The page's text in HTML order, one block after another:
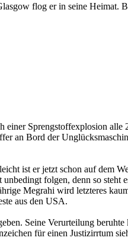
flog er in seine Heimat.
Sprengstoffexplosion
Bord der
ist er jetzt schon auf dem
folgen, denn so
Megrahi wird letzteres
aus den USA.
Seine Verurteilung
für einen Justizirrtum